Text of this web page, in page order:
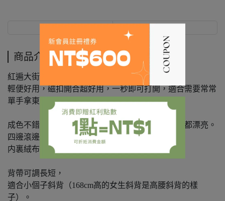
商品介紹
紅遍大街小巷的王菲包，自帶高雅個性氣息，
輕便好用，磁扣開合超好用，一秒即可打開，適合需要常常
單手拿東西。
成色不錯，内外都乾淨，配皮顏色淺，背帶、五金都漂亮。
四邊滾邊自然變色外其他很好，無磨無破，
内裏絨布手感很舒服，磁扣藍膜還在喔。
背帶可調長短，
適合小個子斜背（168cm高的女生斜背是高腰斜背的樣
子）。